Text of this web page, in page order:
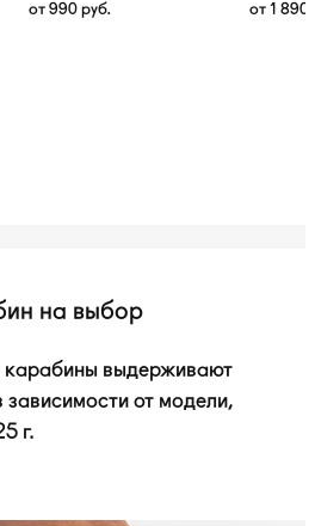
от 990 руб. от 1 890
на выбор
выдерживают
зависимости от модели,
г.